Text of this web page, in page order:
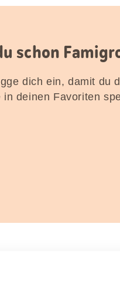
schon
dich ein, damit du
in deinen Favoriten